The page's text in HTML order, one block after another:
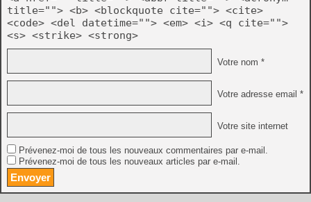
title=""> <b> <blockquote cite=""> <cite>
<code> <del datetime=""> <em> <i> <q cite="">
<s> <strike> <strong>
Votre nom *
Votre adresse email *
Votre site internet
Prévenez-moi de tous les nouveaux commentaires par e-mail.
Prévenez-moi de tous les nouveaux articles par e-mail.